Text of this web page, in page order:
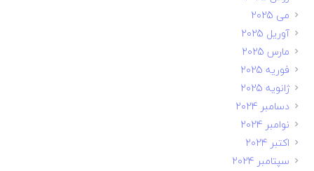
می 2025
آوریل 2025
مارس 2025
فوریه 2025
ژانویه 2025
دسامبر 2024
نوامبر 2024
اکتبر 2024
سپتامبر 2024